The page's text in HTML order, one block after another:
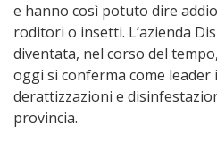
e hanno così potuto dire
roditori o insetti. L’azienda
diventata, nel corso del
oggi si conferma come
derattizzazioni e
provincia.